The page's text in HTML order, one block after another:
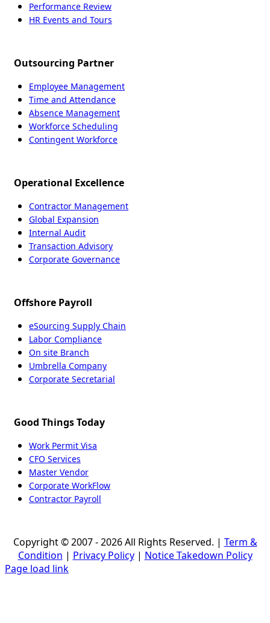
Performance Review
HR Events and Tours
Outsourcing Partner
Employee Management
Time and Attendance
Absence Management
Workforce Scheduling
Contingent Workforce
Operational Excellence
Contractor Management
Global Expansion
Internal Audit
Transaction Advisory
Corporate Governance
Offshore Payroll
eSourcing Supply Chain
Labor Compliance
On site Branch
Umbrella Company
Corporate Secretarial
Good Things Today
Work Permit Visa
CFO Services
Master Vendor
Corporate WorkFlow
Contractor Payroll
Copyright © 2007 - 2026 All Rights Reserved. | Term &
Condition | Privacy Policy| Notice Takedown Policy
Page load link